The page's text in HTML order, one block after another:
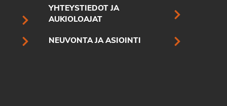
YHTEYSTIEDOT JA
AUKIOLOAJAT
NEUVONTA JA ASIOINTI